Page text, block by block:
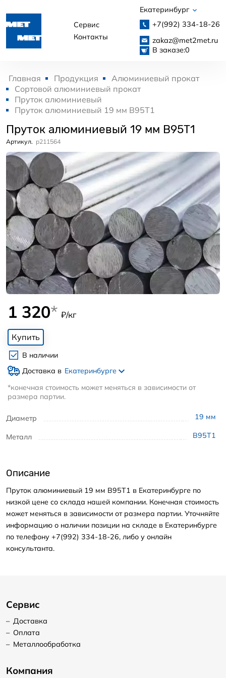
Сервис
Контакты
Екатеринбург
+7(992) 334-18-26
zakaz@met2met.ru
В заказе:0
Главная Продукция
Алюминиевый прокат
Сортовой алюминиевый прокат
Пруток алюминиевый
Пруток алюминиевый 19 мм В95Т1
Пруток алюминиевый 19 мм В95Т1
Артикул. p211564
Диаметр 19 мм
Металл В95Т1
1 320* ₽/кг
Купить
В наличии
Доставка в Екатеринбурге
*конечная стоимость может меняться в зависимости от
размера партии.
Описание
Пруток алюминиевый 19 мм В95Т1 в Екатеринбурге по
низкой цене со склада нашей компании. Конечная стоимость
может меняться в зависимости от размера партии. Уточняйте
информацию о наличии позиции на складе в Екатеринбурге
по телефону +7(992) 334-18-26, либо у онлайн
консультанта.
Сервис
– Доставка
– Оплата
– Металлообработка
Компания